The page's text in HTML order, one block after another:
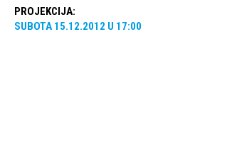
PROJEKCIJA:
SUBOTA 15.12.2012 U 17:00